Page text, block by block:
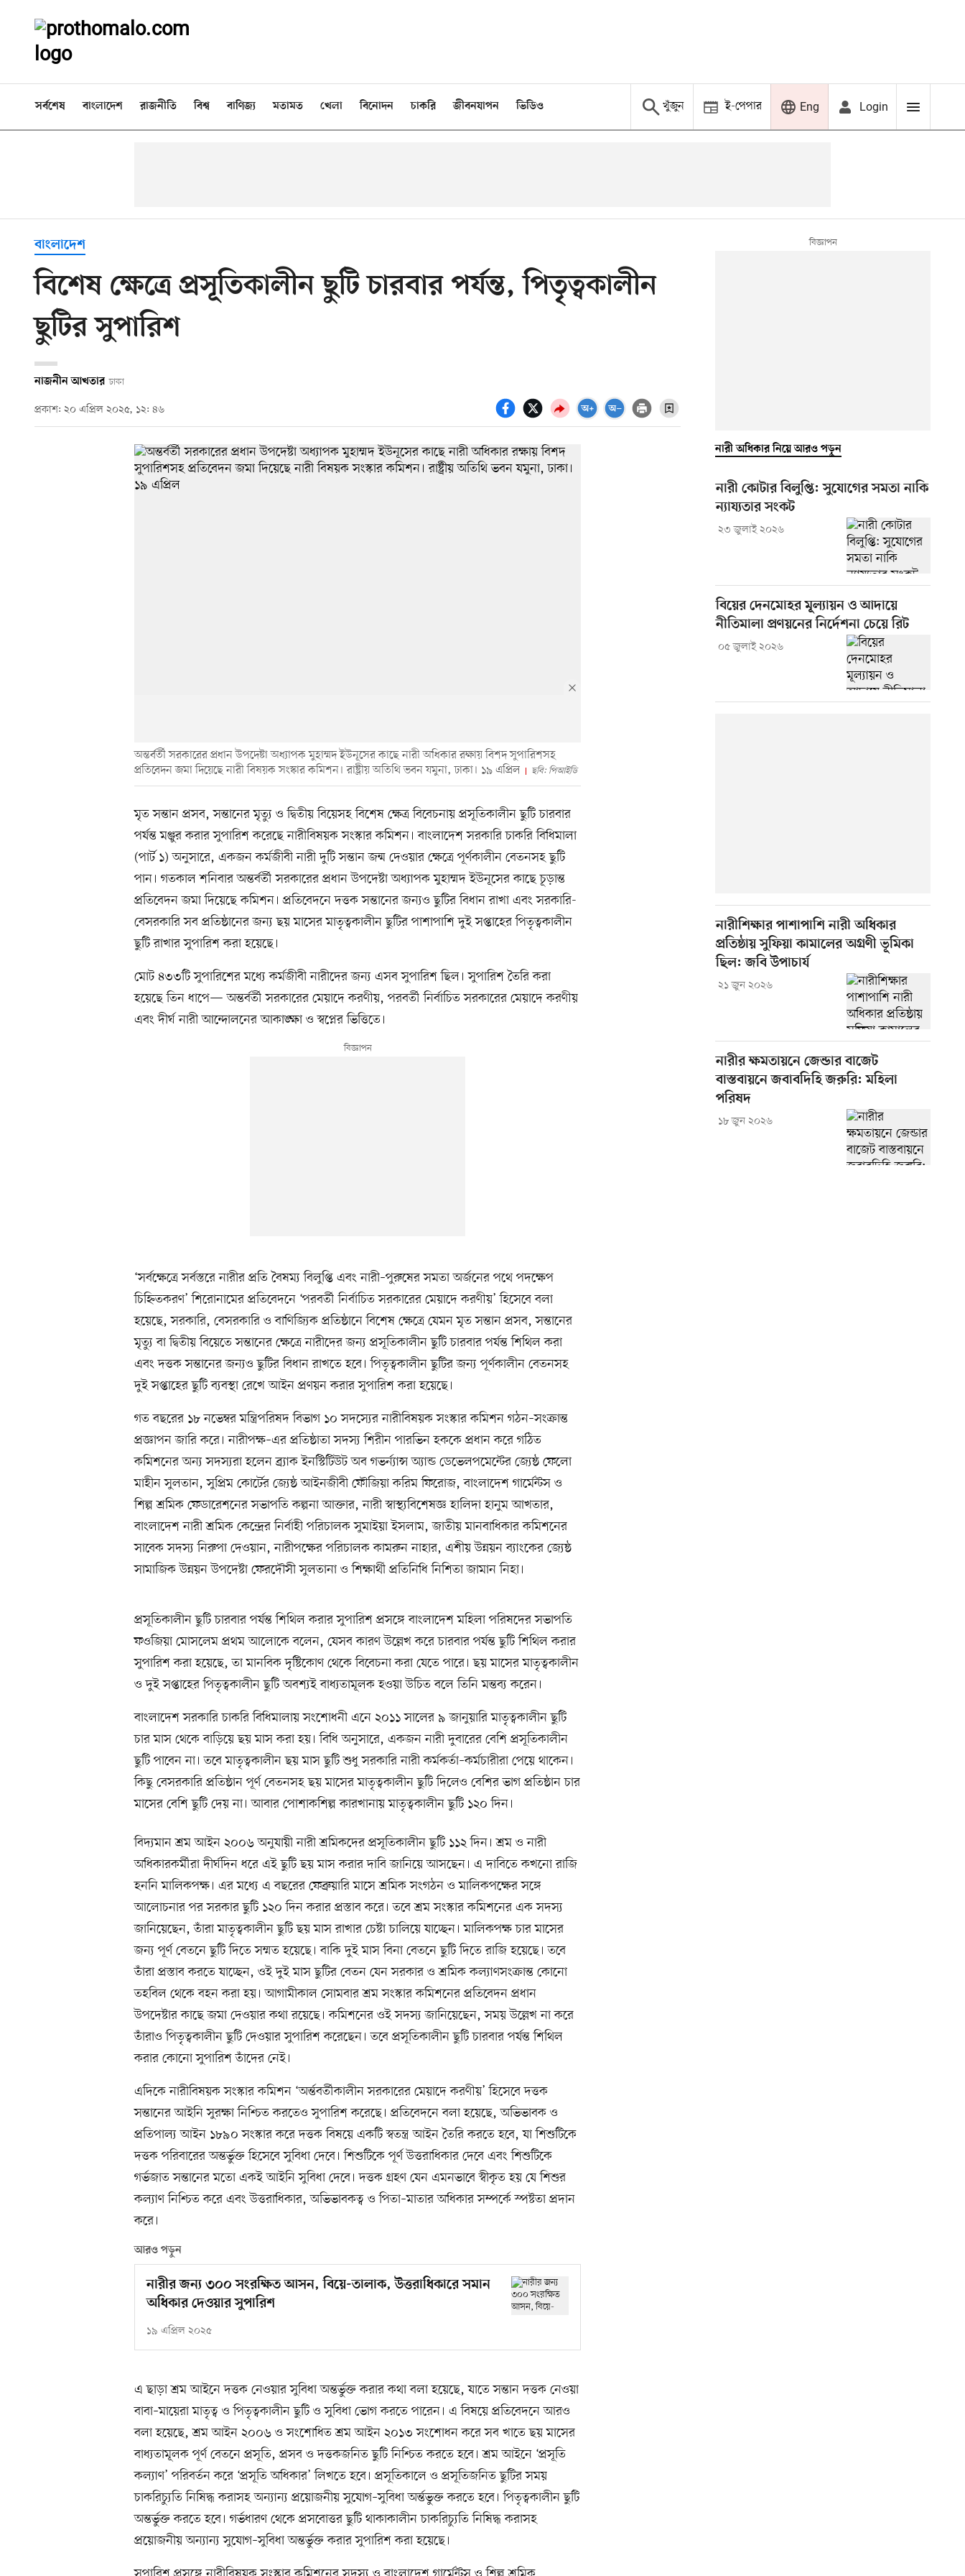
সর্বশেষ বাংলাদেশ রাজনীতি বিশ্ব বাণিজ্য মতামত খেলা বিনোদন চাকরি জীবনযাপন ভিডিও খুঁজুন ই-পেপার Eng Login
বাংলাদেশ
বিশেষ ক্ষেত্রে প্রসূতিকালীন ছুটি চারবার পর্যন্ত, পিতৃত্বকালীন
ছুটির সুপারিশ
নাজনীন আখতার ঢাকা
প্রকাশ: ২০ এপ্রিল ২০২৫, ১২: ৪৬
অন্তর্বর্তী সরকারের প্রধান উপদেষ্টা অধ্যাপক মুহাম্মদ ইউনূসের কাছে নারী অধিকার রক্ষায় বিশদ সুপারিশসহ
প্রতিবেদন জমা দিয়েছে নারী বিষয়ক সংস্কার কমিশন। রাষ্ট্রীয় অতিথি ভবন যমুনা, ঢাকা। ১৯ এপ্রিল
ছবি: পিআইডি
মৃত সন্তান প্রসব, সন্তানের মৃত্যু ও দ্বিতীয় বিয়েসহ বিশেষ ক্ষেত্র বিবেচনায় প্রসূতিকালীন ছুটি চারবার
পর্যন্ত মঞ্জুর করার সুপারিশ করেছে নারীবিষয়ক সংস্কার কমিশন। বাংলাদেশ সরকারি চাকরি বিধিমালা
(পার্ট ১) অনুসারে, একজন কর্মজীবী নারী দুটি সন্তান জন্ম দেওয়ার ক্ষেত্রে পূর্ণকালীন বেতনসহ ছুটি
পান। গতকাল শনিবার অন্তর্বর্তী সরকারের প্রধান উপদেষ্টা অধ্যাপক মুহাম্মদ ইউনূসের কাছে চূড়ান্ত
প্রতিবেদন জমা দিয়েছে কমিশন। প্রতিবেদনে দত্তক সন্তানের জন্যও ছুটির বিধান রাখা এবং সরকারি-
বেসরকারি সব প্রতিষ্ঠানের জন্য ছয় মাসের মাতৃত্বকালীন ছুটির পাশাপাশি দুই সপ্তাহের পিতৃত্বকালীন
ছুটি রাখার সুপারিশ করা হয়েছে।
মোট ৪৩৩টি সুপারিশের মধ্যে কর্মজীবী নারীদের জন্য এসব সুপারিশ ছিল। সুপারিশ তৈরি করা
হয়েছে তিন ধাপে— অন্তর্বর্তী সরকারের মেয়াদে করণীয়, পরবর্তী নির্বাচিত সরকারের মেয়াদে করণীয়
এবং দীর্ঘ নারী আন্দোলনের আকাঙ্ক্ষা ও স্বপ্নের ভিত্তিতে।
‘সর্বক্ষেত্রে সর্বস্তরে নারীর প্রতি বৈষম্য বিলুপ্তি এবং নারী–পুরুষের সমতা অর্জনের পথে পদক্ষেপ
চিহ্নিতকরণ’ শিরোনামের প্রতিবেদনে ‘পরবর্তী নির্বাচিত সরকারের মেয়াদে করণীয়’ হিসেবে বলা
হয়েছে, সরকারি, বেসরকারি ও বাণিজ্যিক প্রতিষ্ঠানে বিশেষ ক্ষেত্রে যেমন মৃত সন্তান প্রসব, সন্তানের
মৃত্যু বা দ্বিতীয় বিয়েতে সন্তানের ক্ষেত্রে নারীদের জন্য প্রসূতিকালীন ছুটি চারবার পর্যন্ত শিথিল করা
এবং দত্তক সন্তানের জন্যও ছুটির বিধান রাখতে হবে। পিতৃত্বকালীন ছুটির জন্য পূর্ণকালীন বেতনসহ
দুই সপ্তাহের ছুটি ব্যবস্থা রেখে আইন প্রণয়ন করার সুপারিশ করা হয়েছে।
গত বছরের ১৮ নভেম্বর মন্ত্রিপরিষদ বিভাগ ১০ সদস্যের নারীবিষয়ক সংস্কার কমিশন গঠন–সংক্রান্ত
প্রজ্ঞাপন জারি করে। নারীপক্ষ–এর প্রতিষ্ঠাতা সদস্য শিরীন পারভিন হককে প্রধান করে গঠিত
কমিশনের অন্য সদস্যরা হলেন ব্র্যাক ইনস্টিটিউট অব গভর্ন্যান্স অ্যান্ড ডেভেলপমেন্টের জ্যেষ্ঠ ফেলো
মাহীন সুলতান, সুপ্রিম কোর্টের জ্যেষ্ঠ আইনজীবী ফৌজিয়া করিম ফিরোজ, বাংলাদেশ গার্মেন্টস ও
শিল্প শ্রমিক ফেডারেশনের সভাপতি কল্পনা আক্তার, নারী স্বাস্থ্যবিশেষজ্ঞ হালিদা হানুম আখতার,
বাংলাদেশ নারী শ্রমিক কেন্দ্রের নির্বাহী পরিচালক সুমাইয়া ইসলাম, জাতীয় মানবাধিকার কমিশনের
সাবেক সদস্য নিরুপা দেওয়ান, নারীপক্ষের পরিচালক কামরুন নাহার, এশীয় উন্নয়ন ব্যাংকের জ্যেষ্ঠ
সামাজিক উন্নয়ন উপদেষ্টা ফেরদৌসী সুলতানা ও শিক্ষার্থী প্রতিনিধি নিশিতা জামান নিহা।
প্রসূতিকালীন ছুটি চারবার পর্যন্ত শিথিল করার সুপারিশ প্রসঙ্গে বাংলাদেশ মহিলা পরিষদের সভাপতি
ফওজিয়া মোসলেম প্রথম আলোকে বলেন, যেসব কারণ উল্লেখ করে চারবার পর্যন্ত ছুটি শিথিল করার
সুপারিশ করা হয়েছে, তা মানবিক দৃষ্টিকোণ থেকে বিবেচনা করা যেতে পারে। ছয় মাসের মাতৃত্বকালীন
ও দুই সপ্তাহের পিতৃত্বকালীন ছুটি অবশ্যই বাধ্যতামূলক হওয়া উচিত বলে তিনি মন্তব্য করেন।
বাংলাদেশ সরকারি চাকরি বিধিমালায় সংশোধনী এনে ২০১১ সালের ৯ জানুয়ারি মাতৃত্বকালীন ছুটি
চার মাস থেকে বাড়িয়ে ছয় মাস করা হয়। বিধি অনুসারে, একজন নারী দুবারের বেশি প্রসূতিকালীন
ছুটি পাবেন না। তবে মাতৃত্বকালীন ছয় মাস ছুটি শুধু সরকারি নারী কর্মকর্তা–কর্মচারীরা পেয়ে থাকেন।
কিছু বেসরকারি প্রতিষ্ঠান পূর্ণ বেতনসহ ছয় মাসের মাতৃত্বকালীন ছুটি দিলেও বেশির ভাগ প্রতিষ্ঠান চার
মাসের বেশি ছুটি দেয় না। আবার পোশাকশিল্প কারখানায় মাতৃত্বকালীন ছুটি ১২০ দিন।
বিদ্যমান শ্রম আইন ২০০৬ অনুযায়ী নারী শ্রমিকদের প্রসূতিকালীন ছুটি ১১২ দিন। শ্রম ও নারী
অধিকারকর্মীরা দীর্ঘদিন ধরে এই ছুটি ছয় মাস করার দাবি জানিয়ে আসছেন। এ দাবিতে কখনো রাজি
হননি মালিকপক্ষ। এর মধ্যে এ বছরের ফেব্রুয়ারি মাসে শ্রমিক সংগঠন ও মালিকপক্ষের সঙ্গে
আলোচনার পর সরকার ছুটি ১২০ দিন করার প্রস্তাব করে। তবে শ্রম সংস্কার কমিশনের এক সদস্য
জানিয়েছেন, তাঁরা মাতৃত্বকালীন ছুটি ছয় মাস রাখার চেষ্টা চালিয়ে যাচ্ছেন। মালিকপক্ষ চার মাসের
জন্য পূর্ণ বেতনে ছুটি দিতে সম্মত হয়েছে। বাকি দুই মাস বিনা বেতনে ছুটি দিতে রাজি হয়েছে। তবে
তাঁরা প্রস্তাব করতে যাচ্ছেন, ওই দুই মাস ছুটির বেতন যেন সরকার ও শ্রমিক কল্যাণসংক্রান্ত কোনো
তহবিল থেকে বহন করা হয়। আগামীকাল সোমবার শ্রম সংস্কার কমিশনের প্রতিবেদন প্রধান
উপদেষ্টার কাছে জমা দেওয়ার কথা রয়েছে। কমিশনের ওই সদস্য জানিয়েছেন, সময় উল্লেখ না করে
তাঁরাও পিতৃত্বকালীন ছুটি দেওয়ার সুপারিশ করেছেন। তবে প্রসূতিকালীন ছুটি চারবার পর্যন্ত শিথিল
করার কোনো সুপারিশ তাঁদের নেই।
এদিকে নারীবিষয়ক সংস্কার কমিশন ‘অর্ন্তবর্তীকালীন সরকারের মেয়াদে করণীয়’ হিসেবে দত্তক
সন্তানের আইনি সুরক্ষা নিশ্চিত করতেও সুপারিশ করেছে। প্রতিবেদনে বলা হয়েছে, অভিভাবক ও
প্রতিপাল্য আইন ১৮৯০ সংস্কার করে দত্তক বিষয়ে একটি স্বতন্ত্র আইন তৈরি করতে হবে, যা শিশুটিকে
দত্তক পরিবারের অন্তর্ভুক্ত হিসেবে সুবিধা দেবে। শিশুটিকে পূর্ণ উত্তরাধিকার দেবে এবং শিশুটিকে
গর্ভজাত সন্তানের মতো একই আইনি সুবিধা দেবে। দত্তক গ্রহণ যেন এমনভাবে স্বীকৃত হয় যে শিশুর
কল্যাণ নিশ্চিত করে এবং উত্তরাধিকার, অভিভাবকত্ব ও পিতা–মাতার অধিকার সম্পর্কে স্পষ্টতা প্রদান
করে।
আরও পড়ুন
নারীর জন্য ৩০০ সংরক্ষিত আসন, বিয়ে-তালাক, উত্তরাধিকারে সমান
অধিকার দেওয়ার সুপারিশ
১৯ এপ্রিল ২০২৫
এ ছাড়া শ্রম আইনে দত্তক নেওয়ার সুবিধা অন্তর্ভুক্ত করার কথা বলা হয়েছে, যাতে সন্তান দত্তক নেওয়া
বাবা–মায়েরা মাতৃত্ব ও পিতৃত্বকালীন ছুটি ও সুবিধা ভোগ করতে পারেন। এ বিষয়ে প্রতিবেদনে আরও
বলা হয়েছে, শ্রম আইন ২০০৬ ও সংশোধিত শ্রম আইন ২০১৩ সংশোধন করে সব খাতে ছয় মাসের
বাধ্যতামূলক পূর্ণ বেতনে প্রসূতি, প্রসব ও দত্তকজনিত ছুটি নিশ্চিত করতে হবে। শ্রম আইনে ‘প্রসূতি
কল্যাণ’ পরিবর্তন করে ‘প্রসূতি অধিকার’ লিখতে হবে। প্রসূতিকালে ও প্রসূতিজনিত ছুটির সময়
চাকরিচ্যুতি নিষিদ্ধ করাসহ অন্যান্য প্রয়োজনীয় সুযোগ–সুবিধা অর্ন্তভুক্ত করতে হবে। পিতৃত্বকালীন ছুটি
অন্তর্ভুক্ত করতে হবে। গর্ভধারণ থেকে প্রসবোত্তর ছুটি থাকাকালীন চাকরিচ্যুতি নিষিদ্ধ করাসহ
প্রয়োজনীয় অন্যান্য সুযোগ–সুবিধা অন্তর্ভুক্ত করার সুপারিশ করা হয়েছে।
নারী অধিকার নিয়ে আরও পড়ুন
নারী কোটার বিলুপ্তি: সুযোগের সমতা নাকি
ন্যায্যতার সংকট
২৩ জুলাই ২০২৬
বিয়ের দেনমোহর মূল্যায়ন ও আদায়ে
নীতিমালা প্রণয়নের নির্দেশনা চেয়ে রিট
০৫ জুলাই ২০২৬
নারীশিক্ষার পাশাপাশি নারী অধিকার
প্রতিষ্ঠায় সুফিয়া কামালের অগ্রণী ভূমিকা
ছিল: জবি উপাচার্য
২১ জুন ২০২৬
নারীর ক্ষমতায়নে জেন্ডার বাজেট
বাস্তবায়নে জবাবদিহি জরুরি: মহিলা
পরিষদ
১৮ জুন ২০২৬